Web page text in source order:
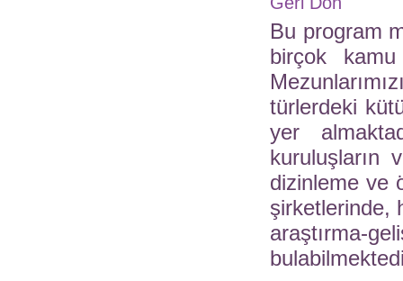
Bu program
birçok
türlerdeki
yer
kuruluşların
dizinleme ve
şirketlerinde,
araştırma-